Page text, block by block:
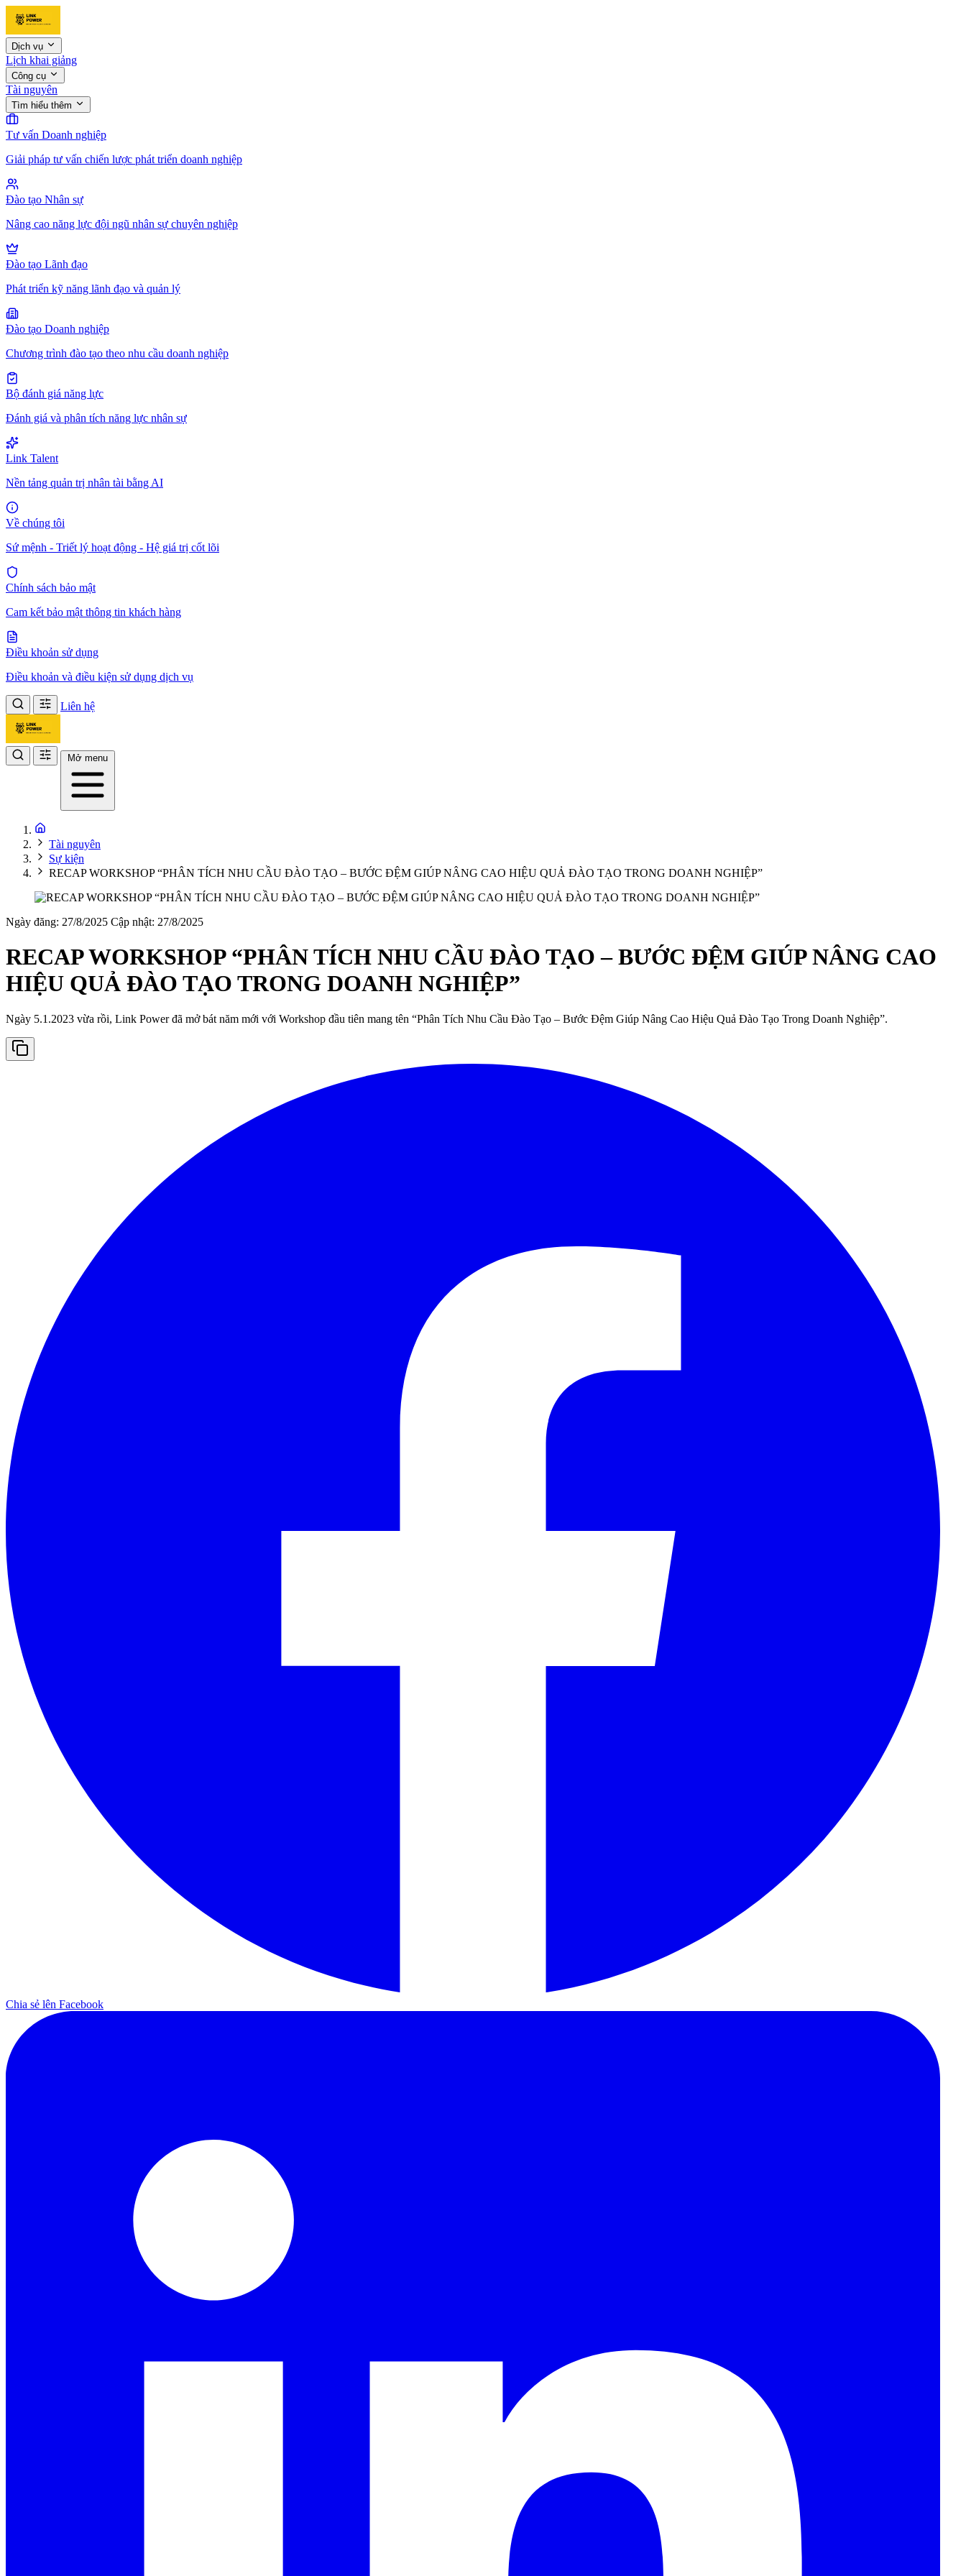
Dịch vụ
Lịch khai giảng
Công cụ
Tài nguyên
Tìm hiểu thêm
Tư vấn Doanh nghiệp
Giải pháp tư vấn chiến lược phát triển doanh nghiệp
Đào tạo Nhân sự
Nâng cao năng lực đội ngũ nhân sự chuyên nghiệp
Đào tạo Lãnh đạo
Phát triển kỹ năng lãnh đạo và quản lý
Đào tạo Doanh nghiệp
Chương trình đào tạo theo nhu cầu doanh nghiệp
Bộ đánh giá năng lực
Đánh giá và phân tích năng lực nhân sự
Link Talent
Nền tảng quản trị nhân tài bằng AI
Về chúng tôi
Sứ mệnh - Triết lý hoạt động - Hệ giá trị cốt lõi
Chính sách bảo mật
Cam kết bảo mật thông tin khách hàng
Điều khoản sử dụng
Điều khoản và điều kiện sử dụng dịch vụ
Liên hệ
Mở menu
Tài nguyên
Sự kiện
RECAP WORKSHOP “PHÂN TÍCH NHU CẦU ĐÀO TẠO – BƯỚC ĐỆM GIÚP NÂNG CAO HIỆU QUẢ ĐÀO TẠO TRONG DOANH NGHIỆP”
Ngày đăng: 27/8/2025 Cập nhật: 27/8/2025
RECAP WORKSHOP “PHÂN TÍCH NHU CẦU ĐÀO TẠO – BƯỚC ĐỆM GIÚP NÂNG CAO
HIỆU QUẢ ĐÀO TẠO TRONG DOANH NGHIỆP”
Ngày 5.1.2023 vừa rồi, Link Power đã mở bát năm mới với Workshop đầu tiên mang tên “Phân Tích Nhu Cầu Đào Tạo – Bước Đệm Giúp Nâng Cao Hiệu Quả Đào Tạo Trong Doanh Nghiệp”.
Chia sẻ lên Facebook